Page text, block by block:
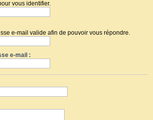
vous identifier.
e-mail valide afin de pouvoir vous répondre.
e-mail :